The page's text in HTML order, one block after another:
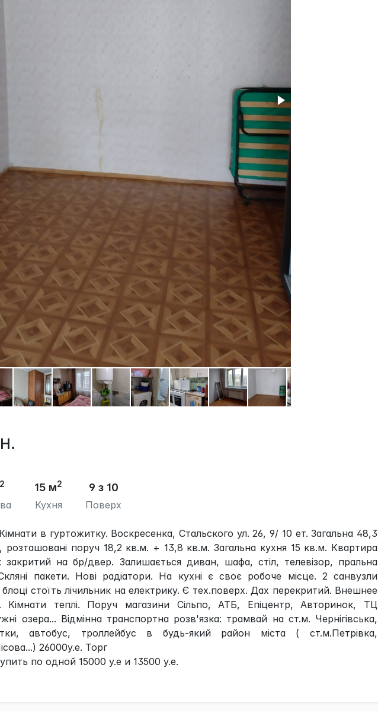
2 15 м2
Кухня
9 з 10
Поверх
в гуртожитку. Воскресенка, Стальского ул. 26, 9/ 10 ет. Загальна 48,3
розташовані поруч 18,2 кв.м. + 13,8 кв.м. Загальна кухня 15 кв.м. Квартира
закритий на бр/двер. Залишається диван, шафа, стіл, телевізор, пральна
пакети. Нові радіатори. На кухні є своє робоче місце. 2 санвузли
стоїть лічильник на електрику. Є тех.поверх. Дах перекритий. Внешнее
Кімнати теплі. Поруч магазини Сільпо, АТБ, Епіцентр, Авторинок, ТЦ
озера... Відмінна транспортна розв'язка: трамвай на ст.м. Чернігівська,
автобус, троллейбус в будь-який район міста ( ст.м.Петрівка,
26000у.е. Торг
по одной 15000 у.е и 13500 у.е.